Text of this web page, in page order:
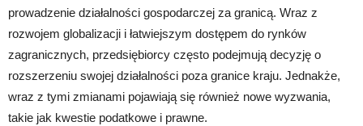
prowadzenie działalności gospodarczej za granicą. Wraz z
rozwojem globalizacji i łatwiejszym dostępem do rynków
zagranicznych, przedsiębiorcy często podejmują decyzję o
rozszerzeniu swojej działalności poza granice kraju. Jednakże,
wraz z tymi zmianami pojawiają się również nowe wyzwania,
takie jak kwestie podatkowe i prawne.